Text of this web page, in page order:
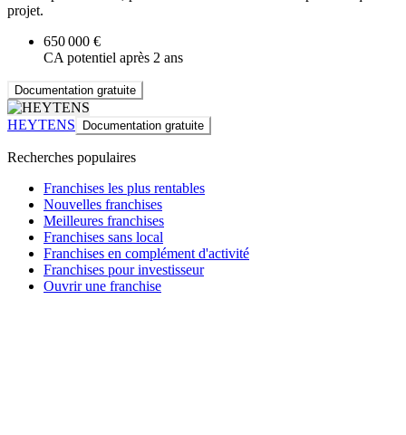
projet.
650 000 €
CA potentiel après 2 ans
Documentation gratuite
HEYTENS Documentation gratuite
Recherches populaires
Franchises les plus rentables
Nouvelles franchises
Meilleures franchises
Franchises sans local
Franchises en complément d'activité
Franchises pour investisseur
Ouvrir une franchise